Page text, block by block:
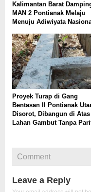
Kalimantan Barat
MAN 2 Pontianak Melaju
Menuju Adiwiyata
Proyek Turap di Gang
Bentasan II Pontianak
Disorot, Dibangun di Atas
Lahan Gambut Tanpa
Comment
Leave a Reply